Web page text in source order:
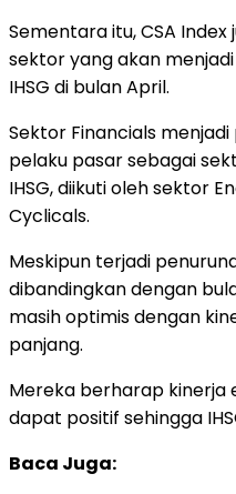
Sementara itu, CSA
sektor yang akan
IHSG di bulan April.
Sektor Financials
pelaku pasar sebagai
IHSG, diikuti oleh sektor
Cyclicals.
Meskipun terjadi
dibandingkan dengan
masih optimis dengan
panjang.
Mereka berharap
dapat positif sehingga
Baca Juga: